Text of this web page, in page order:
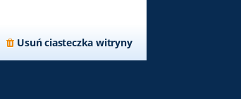
Usuń ciasteczka witryny